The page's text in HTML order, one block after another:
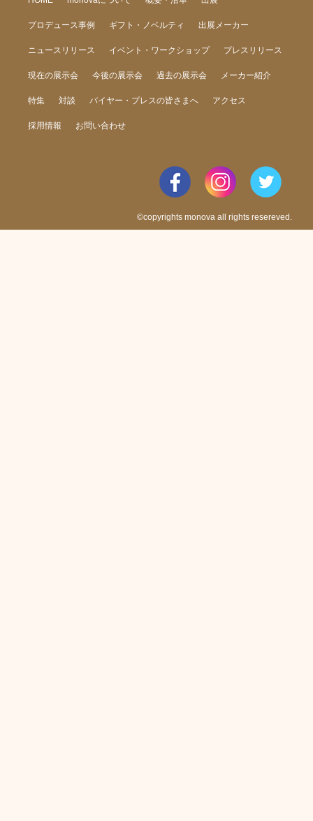
プロデュース事例 ギフト・ノベルティ 出展メーカー
ニュースリリース イベント・ワークショップ プレスリリース
現在の展示会 今後の展示会 過去の展示会 メーカー紹介
特集 対談 バイヤー・プレスの皆さまへ アクセス
採用情報 お問い合わせ
©copyrights monova all rights resereved.